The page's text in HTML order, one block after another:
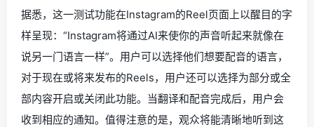
据悉，这一测试功能在Instagram的Reel页面上以醒目的字
样呈现：“Instagram将通过AI来使你的声音听起来就像在
说另一门语言一样”。用户可以选择他们想要配音的语言，
对于现在或将来发布的Reels，用户还可以选择为部分或全
部内容开启或关闭此功能。当翻译和配音完成后，用户会
收到相应的通知。值得注意的是，观众将能清晰地听到这